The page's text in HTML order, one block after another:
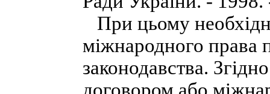
При цьому
міжнародного права
законодавства.